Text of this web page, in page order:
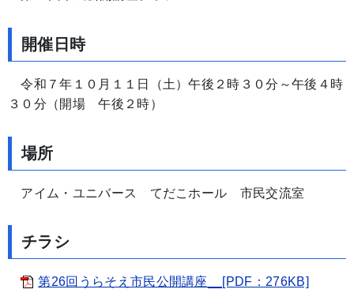
開催日時
令和７年１０月１１日（土）午後２時３０分～午後４時
３０分（開場 午後２時）
場所
アイム・ユニバース てだこホール 市民交流室
チラシ
第26回うらそえ市民公開講座__[PDF：276KB]